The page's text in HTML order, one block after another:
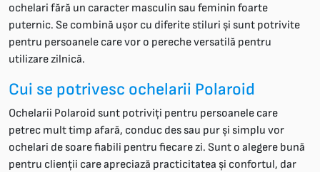
ochelari fără un caracter masculin sau feminin foarte
puternic. Se combină ușor cu diferite stiluri și sunt potrivite
pentru persoanele care vor o pereche versatilă pentru
utilizare zilnică.
Cui se potrivesc ochelarii Polaroid
Ochelarii Polaroid sunt potriviți pentru persoanele care
petrec mult timp afară, conduc des sau pur și simplu vor
ochelari de soare fiabili pentru fiecare zi. Sunt o alegere bună
pentru clienții care apreciază practicitatea și confortul, dar